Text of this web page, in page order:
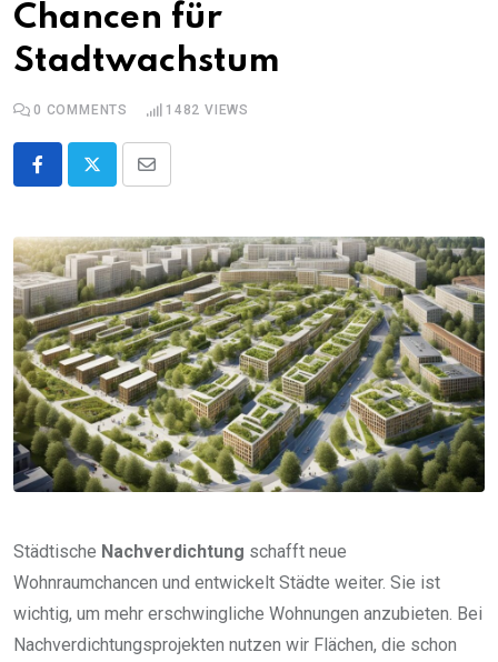
Chancen für
Stadtwachstum
0 COMMENTS 1482 VIEWS
Share
Email
Städtische Nachverdichtung schafft neue
Wohnraumchancen und entwickelt Städte weiter. Sie ist
wichtig, um mehr erschwingliche Wohnungen anzubieten. Bei
Nachverdichtungsprojekten nutzen wir Flächen, die schon